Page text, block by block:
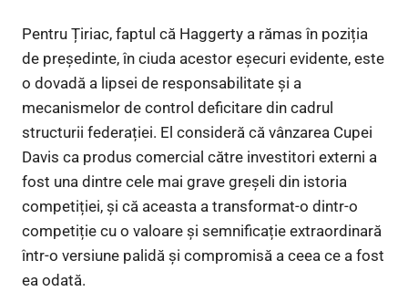
Pentru Țiriac, faptul că Haggerty a rămas în poziția
de președinte, în ciuda acestor eșecuri evidente, este
o dovadă a lipsei de responsabilitate și a
mecanismelor de control deficitare din cadrul
structurii federației. El consideră că vânzarea Cupei
Davis ca produs comercial către investitori externi a
fost una dintre cele mai grave greșeli din istoria
competiției, și că aceasta a transformat-o dintr-o
competiție cu o valoare și semnificație extraordinară
într-o versiune palidă și compromisă a ceea ce a fost
ea odată.